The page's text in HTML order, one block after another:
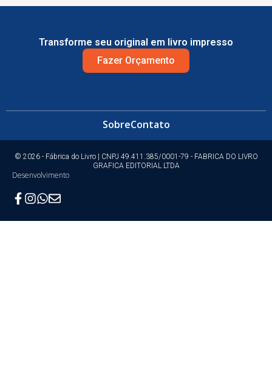
Transforme seu original em livro impresso
Fazer Orçamento
SobreContato
© 2026 - Fábrica do Livro | CNPJ 49.411.385/0001-79 - FABRICA DO LIVRO
GRAFICA EDITORIAL LTDA
Desenvolvimento